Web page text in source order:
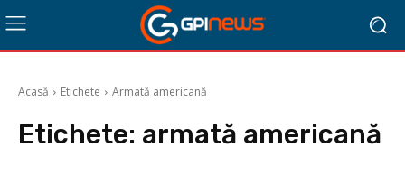
Acasă Etichete Armată americană
Etichete: armată americană